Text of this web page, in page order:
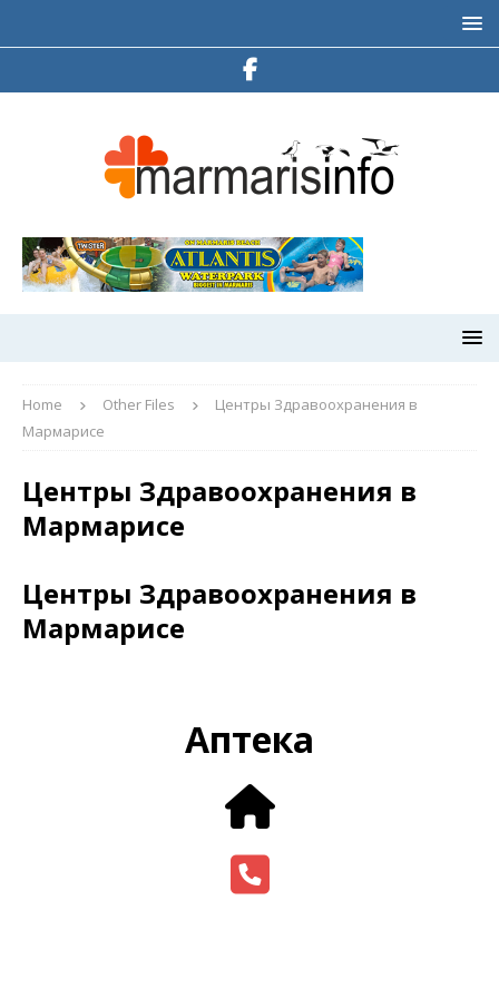
Home Other Files
Центры Здравоохранения в
Мармарисе
Центры Здравоохранения в
Мармарисе
Центры Здравоохранения в
Мармарисе
Аптека